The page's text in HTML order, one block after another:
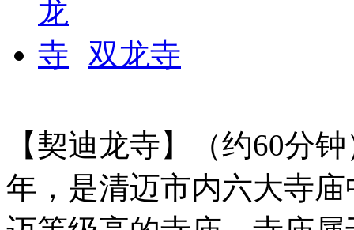
双龙寺
【契迪龙寺】（约60分
年，是清迈市内六大寺